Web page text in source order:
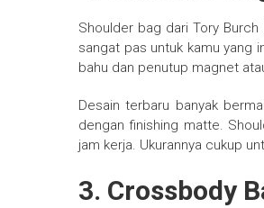
Shoulder bag dari Tory
sangat pas untuk kamu yang
bahu dan penutup magnet
Desain terbaru banyak
dengan finishing matte.
jam kerja. Ukurannya cukup
3. Crossbody